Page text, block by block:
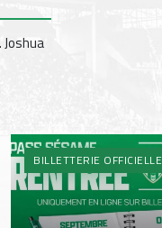
Joshua
BILLETTERIE OFFICIELLE